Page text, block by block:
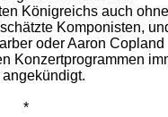
Königreichs auch ohne
Komponisten,
oder Aaron Copland
Konzertprogrammen
*